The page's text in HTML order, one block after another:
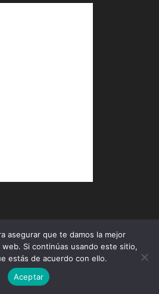
de Privacidad Términos y Condiciones
& Servicios- Copyright 2026
asegurar que te damos la mejor
Si continúas usando este sitio,
estás de acuerdo con ello.
Aceptar